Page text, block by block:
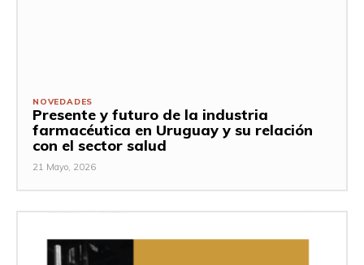
NOVEDADES
Presente y futuro de la industria
farmacéutica en Uruguay y su relación
con el sector salud
21 Mayo, 2026